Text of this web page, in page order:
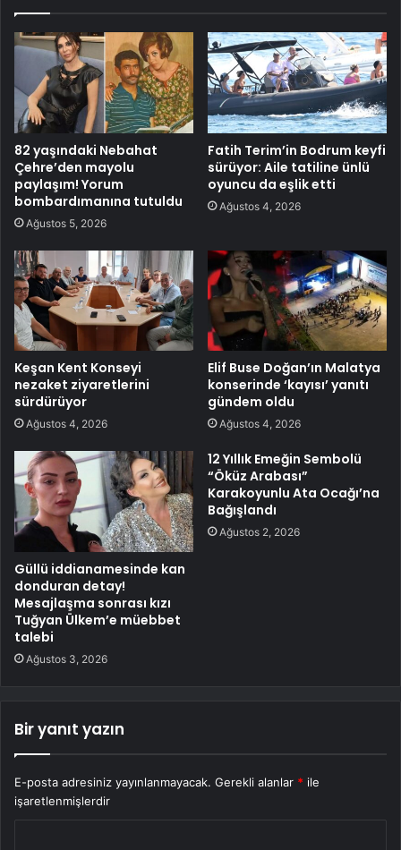
82 yaşındaki Nebahat
Çehre’den mayolu
paylaşım! Yorum
bombardımanına tutuldu
Ağustos 5, 2026
Fatih Terim’in Bodrum keyfi
sürüyor: Aile tatiline ünlü
oyuncu da eşlik etti
Ağustos 4, 2026
Keşan Kent Konseyi
nezaket ziyaretlerini
sürdürüyor
Ağustos 4, 2026
Elif Buse Doğan’ın Malatya
konserinde ‘kayısı’ yanıtı
gündem oldu
Ağustos 4, 2026
Güllü iddianamesinde kan
donduran detay!
Mesajlaşma sonrası kızı
Tuğyan Ülkem’e müebbet
talebi
Ağustos 3, 2026
12 Yıllık Emeğin Sembolü
“Öküz Arabası”
Karakoyunlu Ata Ocağı’na
Bağışlandı
Ağustos 2, 2026
Bir yanıt yazın
E-posta adresiniz yayınlanmayacak. Gerekli alanlar * ile
işaretlenmişlerdir